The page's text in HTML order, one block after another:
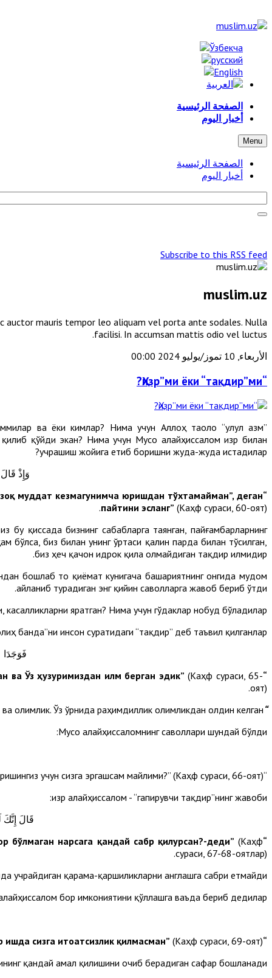
الصفحة الرئيسية
أخبار اليوم
Menu
الصفحة الرئيسية
أخبار اليوم
Subscribe to this RSS feed
muslim.uz
auctor mauris tempor leo aliquam vel porta ante sodales. Nulla
facilisi. In accumsan mattis odio vel luctus.
الأربعاء, 10 تموز/يوليو 2024 00:00
“Ҳизр”ми ёки “тақдир”ми?
ва ёки кимлар? Нима учун Аллоҳ таоло “улул азм”
қўйди экан? Нима учун Мусо алайҳиссалом Ҳизр билан
учрашиш жойига етиб боришни жуда-жуда истадилар?
وَإِذْ
муддат кезмагунимча юришдан тўхтамайман”, деган
пайтини эсланг” (Каҳф сураси, 60-оят).
қиссада бизнинг сабабларга таянган, пайғамбарларнинг
бўлса, биз билан унинг ўртаси қалин парда билан тўсилган,
биз ҳеч қачон идрок қила олмайдиган тақдир илмидир.
бошлаб то қиёмат кунигача башариятнинг онгида мудом
айланиб турадиган энг қийин саволларга жавоб бериб ўтди.
яратган? Нима учун гўдаклар нобуд бўладилар?
банда”ни инсон суратидаги “тақдир” деб таъвил қилганлар.
فَوَجَدَا
“Бас, бандаларимиздан бир бандани (Ҳизрни) топдилар. Биз унга Ўз даргоҳимиздан раҳмат ато этган ва Ўз ҳузуримиздан илм берган эдик”
(Каҳф сураси, 65-
оят).
“Гапирувчи тақдир”
олимлик. Ўз ўрнида раҳимдиллик олимликдан олдин келган.
Мусо алайҳиссаломнинг саволлари шундай бўлди:
“Сизга билдирилган илмдан менга ҳам тўғри йўлни таълим беришингиз учун сизга эргашсам майлими?” (Каҳф сураси, 66-оят).
Ҳизр алайҳиссалом - “гапирувчи тақдир”нинг жавоби:
قَالَ
“Аниқки, сен мен билан бирга (илм муомаласига) сабр қила олмайсан. (Зотан) ўзинг эгаллаб хабардор бўлмаган нарсага қандай сабр қилурсан?-деди”
(Каҳф
сураси, 67-68-оятлар).
учрайдиган қарама-қаршиликларни англашга сабри етмайди.
бор имкониятини қўллашга ваъда бериб дедилар:
“Иншааллоҳ, сиз менинг сабрли эканимни кўрурсиз, Мен бирор ишда сизга итоатсизлик қилмасман”
(Каҳф сураси, 69-оят).
қандай амал қилишини очиб берадиган сафар бошланади.